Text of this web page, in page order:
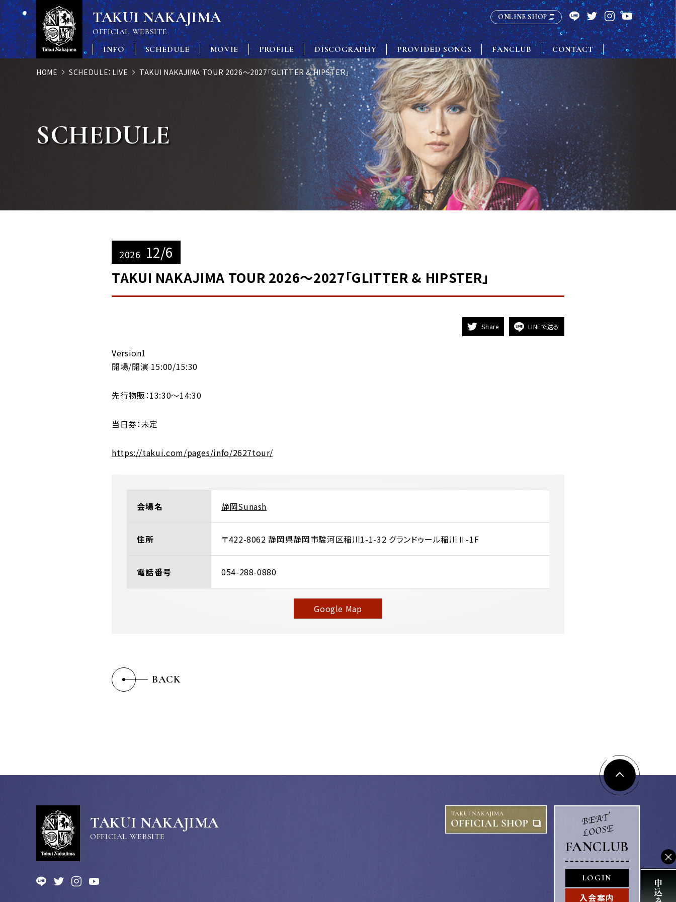
TAKUI NAKAJIMA
OFFICIAL WEBSITE
ONLINE SHOP
INFO SCHEDULE MOVIE PROFILE DISCOGRAPHY PROVIDED SONGS FANCLUB CONTACT
HOME SCHEDULE：LIVE TAKUI NAKAJIMA TOUR 2026〜2027「GLITTER & HIPSTER」
SCHEDULE
2026 12/6
TAKUI NAKAJIMA TOUR 2026〜2027「GLITTER & HIPSTER」
Share LINEで送る
Version1
開場/開演 15:00/15:30
先行物販：13:30〜14:30
当日券：未定
https://takui.com/pages/info/2627tour/
会場名 静岡Sunash
住所 〒422-8062 静岡県静岡市駿河区稲川1-1-32 グランドゥール稲川Ⅱ-1F
電話番号 054-288-0880
Google Map
BACK
×
TAKUI NAKAJIMA
OFFICIAL WEBSITE
FANCLUB
LOGIN
入会案内